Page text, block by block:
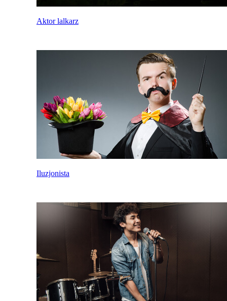
Aktor lalkarz
Iluzjonista